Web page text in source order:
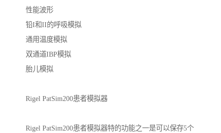
性能波形
铅I和II的呼吸模拟
通用温度模拟
双通道IBP模拟
胎儿模拟
Rigel PatSim200患者模拟器
Rigel PatSim200患者模拟器特的功能之一是可以保存5个